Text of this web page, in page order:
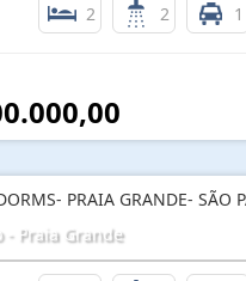
2 2 1
PRAIA GRANDE- SÃO
- Praia Grande